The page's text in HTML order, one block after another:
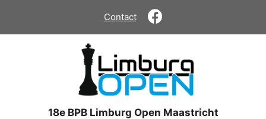
de
Contact
18e BPB Limburg Open Maastricht